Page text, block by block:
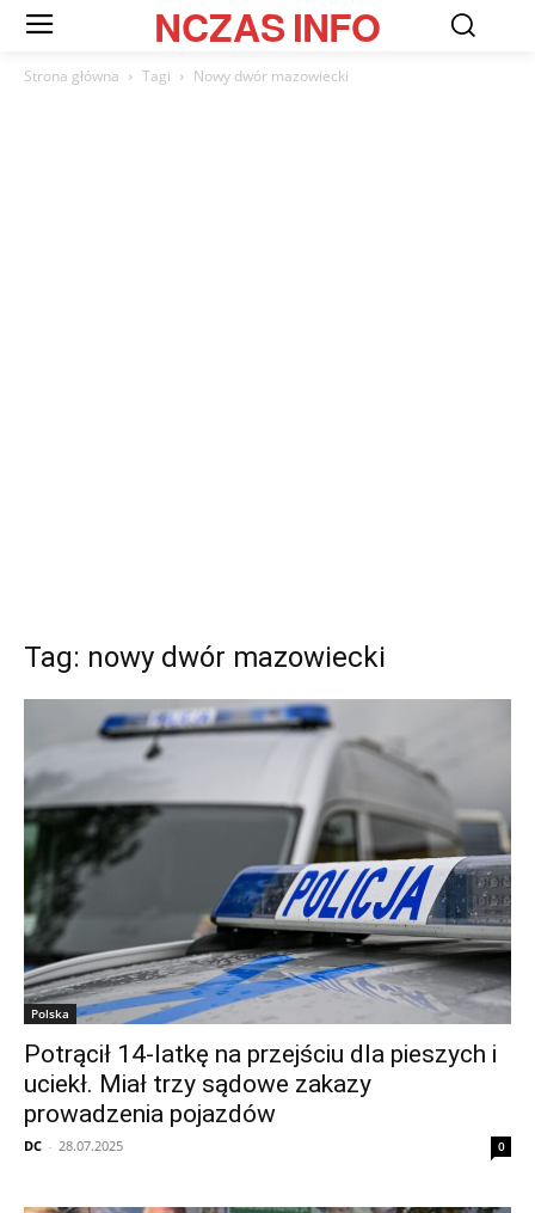
NCZASINFO
Strona główna Tagi Nowy dwór mazowiecki
Tag: nowy dwór mazowiecki
Polska
Potrącił 14-latkę na przejściu dla pieszych i
uciekł. Miał trzy sądowe zakazy
prowadzenia pojazdów
DC - 28.07.2025 0